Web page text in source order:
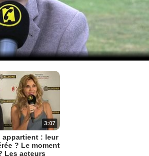
3:07
appartient : leur
? Le moment
Les acteurs